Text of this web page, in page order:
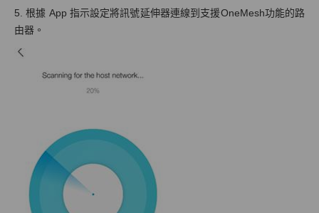
5. 根據 App 指示設定將訊號延伸器連線到支援OneMesh功能的路
由器。